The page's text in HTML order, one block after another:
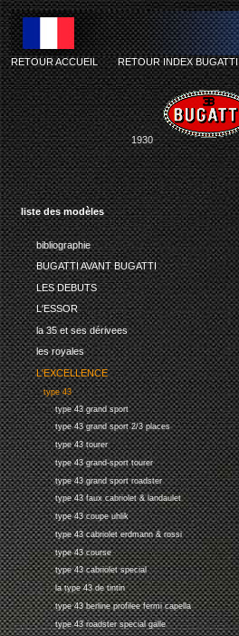
liste des modèles
bibliographie
BUGATTI AVANT BUGATTI
LES DEBUTS
L'ESSOR
la 35 et ses dérivees
les royales
L'EXCELLENCE
type 43
type 43 grand sport
type 43 grand sport 2/3 places
type 43 tourer
type 43 grand-sport tourer
type 43 grand sport roadster
type 43 faux cabriolet & landaulet
type 43 coupe uhlik
type 43 cabriolet erdmann & rossi
type 43 course
type 43 cabriolet special
la type 43 de tintin
type 43 berline profilee fermi capella
type 43 roadster special galle
RETOUR ACCUEIL-RETOUR INDEX BUGATTI
1930